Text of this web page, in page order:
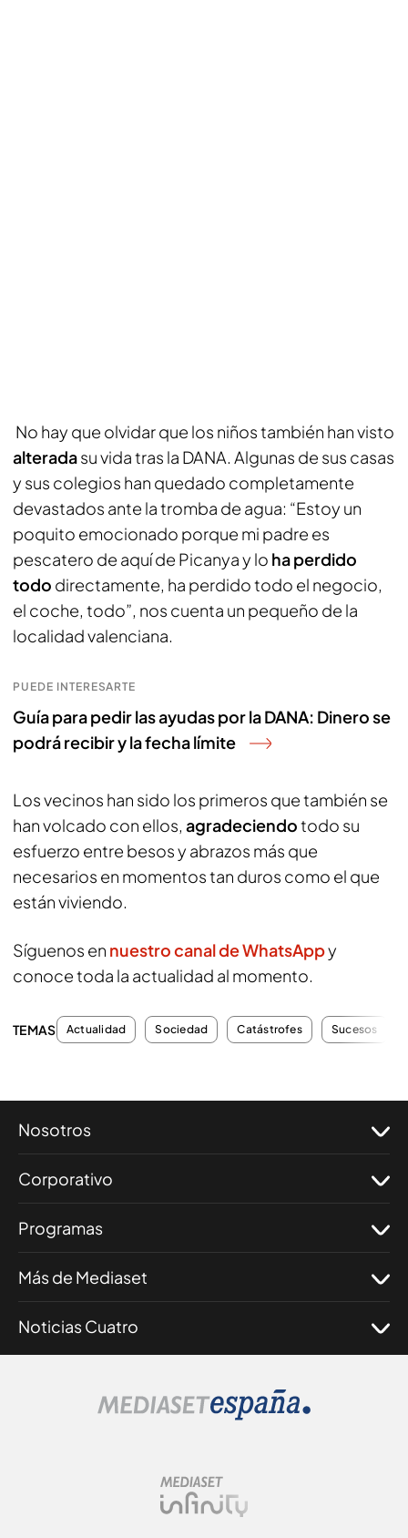
No hay que olvidar que los niños también han visto
alteradasu vida tras la DANA. Algunas de sus casas
y sus colegios han quedado completamente
devastados ante la tromba de agua: “Estoy un
poquito emocionado porque mi padre es
pescatero de aquí de Picanya y lo ha perdido
todo directamente, ha perdido todo el negocio,
el coche, todo”, nos cuenta un pequeño de la
localidad valenciana.
PUEDE INTERESARTE
Guía para pedir las ayudas por la DANA: Dinero se
podrá recibir y la fecha límite
Los vecinos han sido los primeros que también se
han volcado con ellos, agradeciendotodo su
esfuerzo entre besos y abrazos más que
necesarios en momentos tan duros como el que
están viviendo.
Síguenos en nuestro canal de WhatsAppy
conoce toda la actualidad al momento.
TEMAS Actualidad Sociedad Catástrofes Sucesos
Nosotros
Corporativo
Programas
Más de Mediaset
Noticias Cuatro